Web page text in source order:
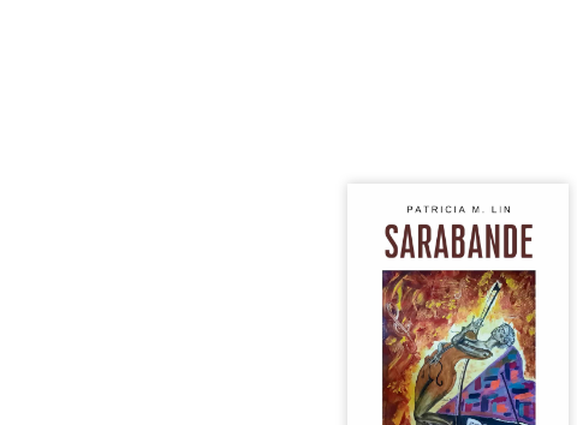
Aux chants crépitants de l’été,
Sous le silence ouaté de la
neige en hiver, Au cours de
nuits pâles, Dans la clarté
bienveillante de la lune, Rêves,
pensées, révoltes et espoirs…
Des mots s’assemblent, colorés,
rebelles aux règles de la
poésie, mais chantant en
rythme. Ils forment une
sarabande, passionnée souvent,